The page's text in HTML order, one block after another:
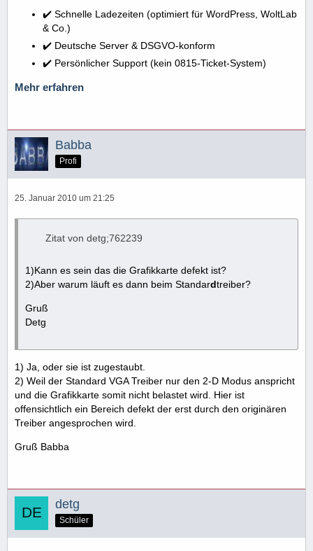
✔️ Schnelle Ladezeiten (optimiert für WordPress, WoltLab
& Co.)
✔️ Deutsche Server & DSGVO-konform
✔️ Persönlicher Support (kein 0815-Ticket-System)
Mehr erfahren
Babba
Profi
25. Januar 2010 um 21:25
Zitat von detg;762239
1)Kann es sein das die Grafikkarte defekt ist?
2)Aber warum läuft es dann beim Standardtreiber?
Gruß
Detg
1) Ja, oder sie ist zugestaubt.
2) Weil der Standard VGA Treiber nur den 2-D Modus anspricht
und die Grafikkarte somit nicht belastet wird. Hier ist
offensichtlich ein Bereich defekt der erst durch den originären
Treiber angesprochen wird.
Gruß Babba
detg
Schüler